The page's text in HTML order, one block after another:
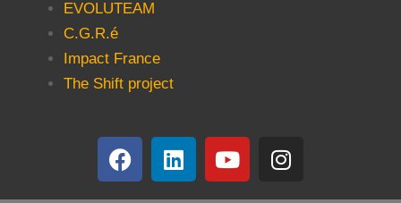
EVOLUTEAM
C.G.R.é
Impact France
The Shift project